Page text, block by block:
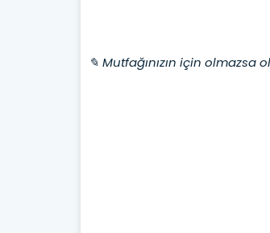
✎ Mutfağınızın için olmazsa